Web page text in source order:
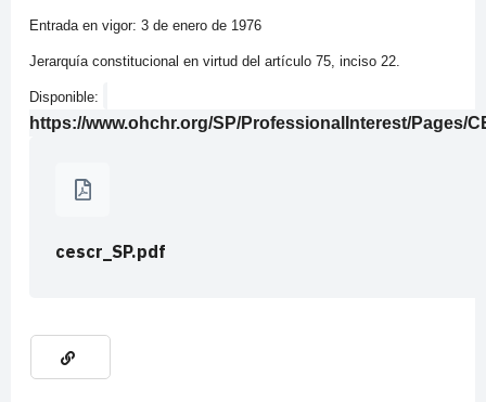
Entrada en vigor: 3 de enero de 1976
Jerarquía constitucional en virtud del artículo 75, inciso 22.
Disponible:
https://www.ohchr.org/SP/ProfessionalInterest/Pages/
cescr_SP.pdf